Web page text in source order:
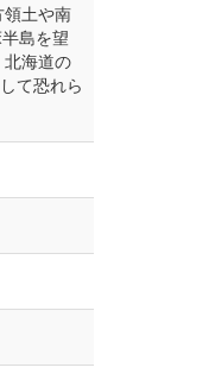
土や南
島を望
海道の
て恐れら